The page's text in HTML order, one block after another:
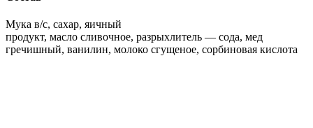
Мука в/с, сахар, яичный
продукт, масло сливочное, разрыхлитель — сода, мед
гречишный, ванилин, молоко сгущеное, сорбиновая кислота